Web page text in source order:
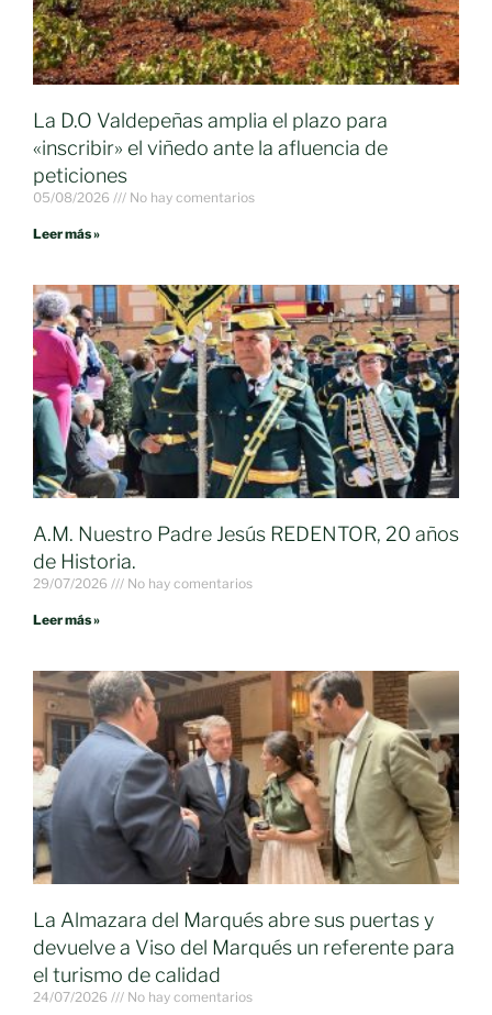
La D.O Valdepeñas amplia el plazo para
«inscribir» el viñedo ante la afluencia de
peticiones
05/08/2026 No hay comentarios
Leer más »
A.M. Nuestro Padre Jesús REDENTOR, 20 años
de Historia.
29/07/2026 No hay comentarios
Leer más »
La Almazara del Marqués abre sus puertas y
devuelve a Viso del Marqués un referente para
el turismo de calidad
24/07/2026 No hay comentarios